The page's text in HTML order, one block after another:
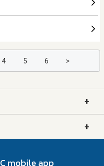
4 5 6 >
+
+
mobile app